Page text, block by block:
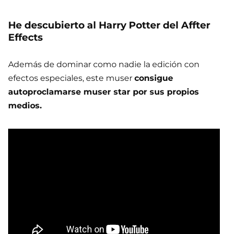
He descubierto al Harry Potter del Affter
Effects
Además de dominar como nadie la edición con
efectos especiales, este muser consigue
autoproclamarse muser star por sus propios
medios.